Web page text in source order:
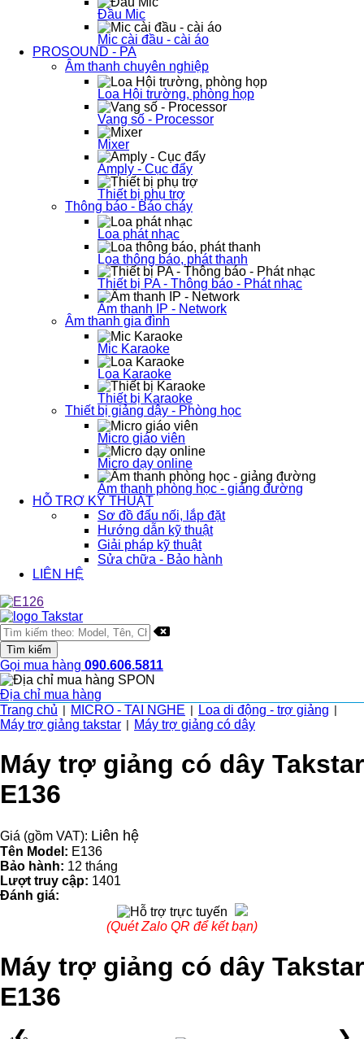
Đầu Mic
Mic cài đầu - cài áo
PROSOUND - PA
Âm thanh chuyên nghiệp
Loa Hội trường, phòng họp
Vang số - Processor
Mixer
Amply - Cục đẩy
Thiết bị phụ trợ
Thông báo - Báo cháy
Loa phát nhạc
Loa thông báo, phát thanh
Thiết bị PA - Thông báo - Phát nhạc
Âm thanh IP - Network
Âm thanh gia đình
Mic Karaoke
Loa Karaoke
Thiết bị Karaoke
Thiết bị giảng dậy - Phòng học
Micro giáo viên
Micro dạy online
Âm thanh phòng học - giảng đường
HỖ TRỢ KỸ THUẬT
Sơ đồ đấu nối, lắp đặt
Hướng dẫn kỹ thuật
Giải pháp kỹ thuật
Sửa chữa - Bảo hành
LIÊN HỆ
Gọi mua hàng 090.606.5811
Địa chỉ mua hàng
Trang chủ
MICRO - TAI NGHE Loa di động - trợ giảng
Máy trợ giảng takstar Máy trợ giảng có dây
Máy trợ giảng có dây Takstar
E136
Giá (gồm VAT): Liên hệ
Tên Model: E136
Bảo hành: 12 tháng
Lượt truy cập: 1401
Đánh giá:
(Quét Zalo QR để kết bạn)
Máy trợ giảng có dây Takstar
E136